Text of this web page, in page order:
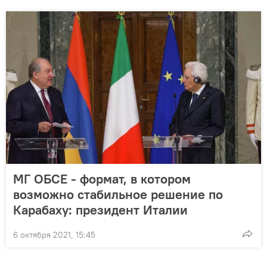
МГ ОБСЕ - формат, в котором
возможно стабильное решение по
Карабаху: президент Италии
6 октября 2021, 15:45